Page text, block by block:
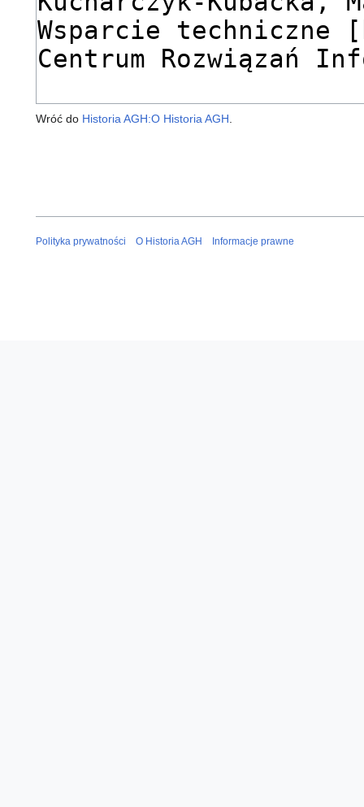
Wróć do Historia AGH:O Historia AGH
Polityka prywatności O Historia AGH Informacje prawne